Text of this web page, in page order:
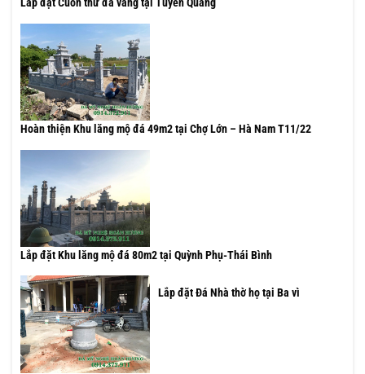
Lắp đặt Cuốn thư đá vàng tại Tuyên Quang
Hoàn thiện Khu lăng mộ đá 49m2 tại Chợ Lớn – Hà Nam T11/22
Lắp đặt Khu lăng mộ đá 80m2 tại Quỳnh Phụ-Thái Bình
Lắp đặt Đá Nhà thờ họ tại Ba vì